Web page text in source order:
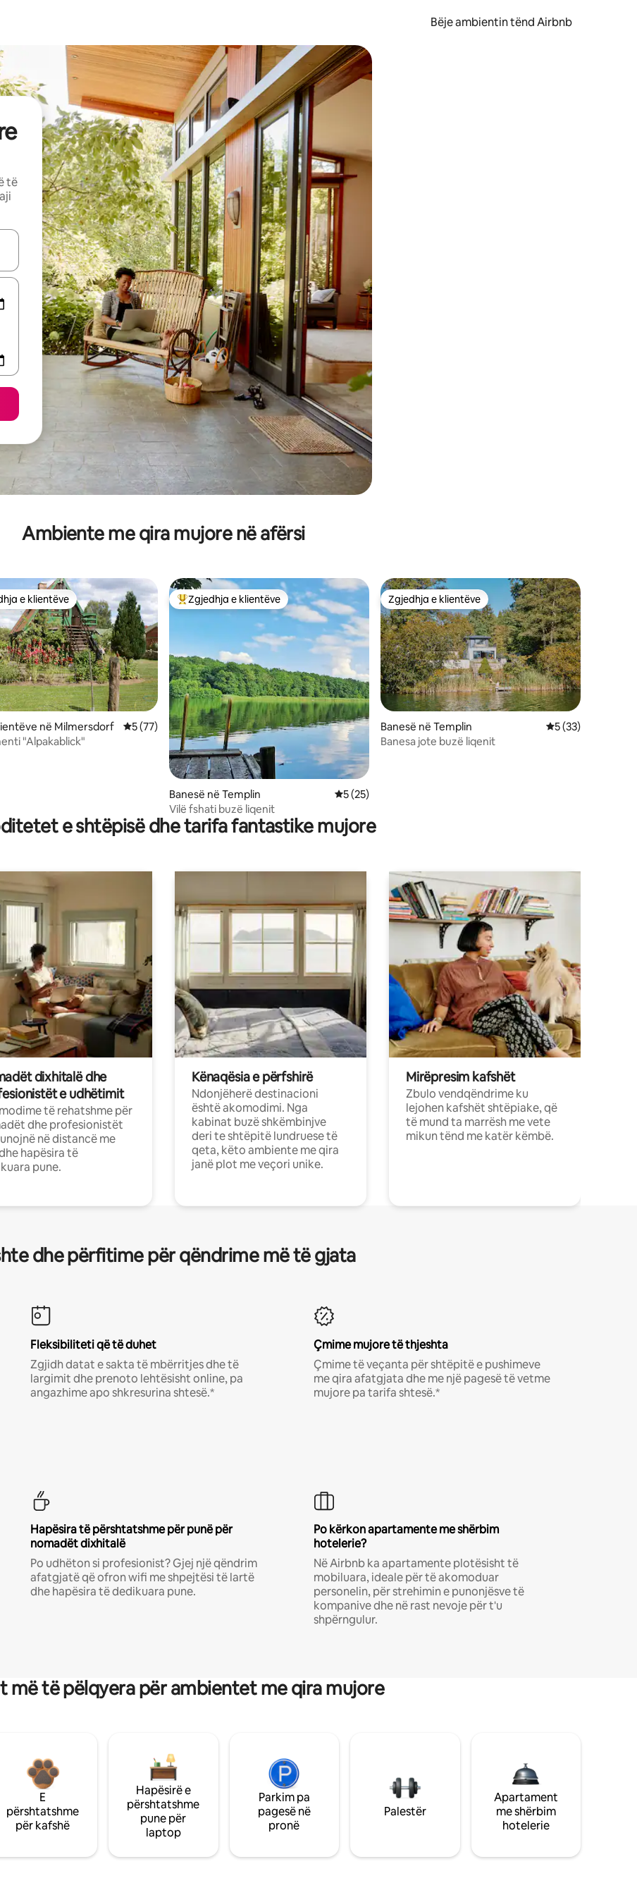
Bëje ambientin tënd Airbnb
të
e shigjetave lart e poshtë ose eksploro duke prekur ose duke lëvizur ekranin.
Ambiente me qira mujore në afërsi
nga 5, 63 vlerësime
e zgjedhjeve të klientëve
e klientëve
në Milmersdorf Vlerësimi mesatar 5 nga 5, 77 vlerësime
5 (77)
"Alpakablick"
Më të mirat e zgjedhjeve të klientëve
Zgjedhja e klientëve
Banesë në Templin Vlerësimi mesatar 5 nga 5, 25 vlerësime
5 (25)
Vilë fshati buzë liqenit
Zgjedhja e klientëve
Zgjedhja e klientëve
Banesë në Templin Vlerësimi mesatar
5 (33)
Banesa jote buzë liqenit
e shtëpisë dhe tarifa fantastike mujore
dixhitalë dhe
e udhëtimit
të rehatshme për
dhe profesionistët
në distancë me
hapësira të
pune.
Kënaqësia e përfshirë
Ndonjëherë destinacioni
është akomodimi. Nga
kabinat buzë shkëmbinjve
deri te shtëpitë lundruese të
qeta, këto ambiente me qira
janë plot me veçori unike.
Mirëpresim kafshët
Zbulo vendqëndrime ku
lejohen kafshët shtëpiake, që
të mund ta marrësh me vete
mikun tënd me katër këmbë.
dhe përfitime për qëndrime më të gjata
Fleksibiliteti që të duhet
Zgjidh datat e sakta të mbërritjes dhe të
largimit dhe prenoto lehtësisht online, pa
angazhime apo shkresurina shtesë.*
Çmime mujore të thjeshta
Çmime të veçanta për shtëpitë e pushimeve
me qira afatgjata dhe me një pagesë të vetme
mujore pa tarifa shtesë.*
Hapësira të përshtatshme për punë për
nomadët dixhitalë
Po udhëton si profesionist? Gjej një qëndrim
afatgjatë që ofron wifi me shpejtësi të lartë
dhe hapësira të dedikuara pune.
Po kërkon apartamente me shërbim
hotelerie?
Në Airbnb ka apartamente plotësisht të
mobiluara, ideale për të akomoduar
personelin, për strehimin e punonjësve të
kompanive dhe në rast nevoje për t'u
shpërngulur.
më të pëlqyera për ambientet me qira mujore
E
përshtatshme
për kafshë
Hapësirë e
përshtatshme
pune për
laptop
Parkim pa
pagesë në
pronë
Palestër
Apartament
me shërbim
hotelerie